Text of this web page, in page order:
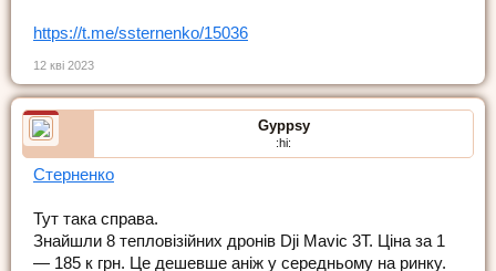
https://t.me/ssternenko/15036
12 кві 2023
Gyppsy
:hi:
Стерненко
Тут така справа.
Знайшли 8 тепловізійних дронів Dji Mavic 3T. Ціна за 1
— 185 к грн. Це дешевше аніж у середньому на ринку.